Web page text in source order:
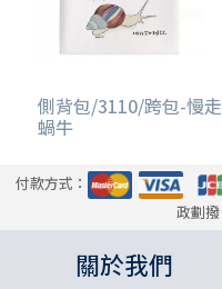
側背包/3110/跨包-慢走
蝸牛
付款方式：
政劃
關於我們